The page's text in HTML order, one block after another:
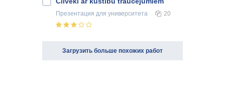
Презентация для университета 20
Загрузить больше похожих работ